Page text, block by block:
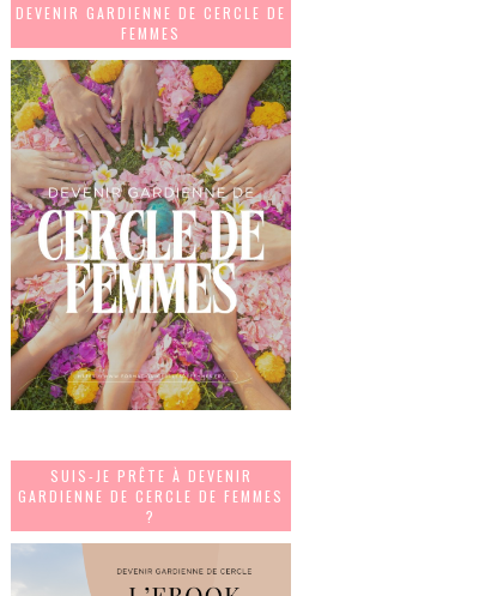
DEVENIR GARDIENNE DE CERCLE DE
FEMMES
SUIS-JE PRÊTE À DEVENIR
GARDIENNE DE CERCLE DE FEMMES
?